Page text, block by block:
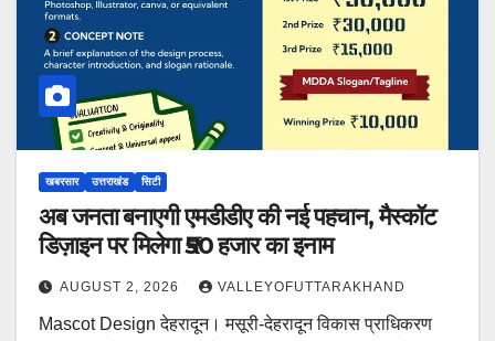
खबरसार उत्तराखंड सिटी
अब जनता बनाएगी एमडीडीए की नई पहचान, मैस्कॉट
डिज़ाइन पर मिलेगा ₹50 हजार का इनाम
AUGUST 2, 2026 VALLEYOFUTTARAKHAND
Mascot Design देहरादून। मसूरी-देहरादून विकास प्राधिकरण